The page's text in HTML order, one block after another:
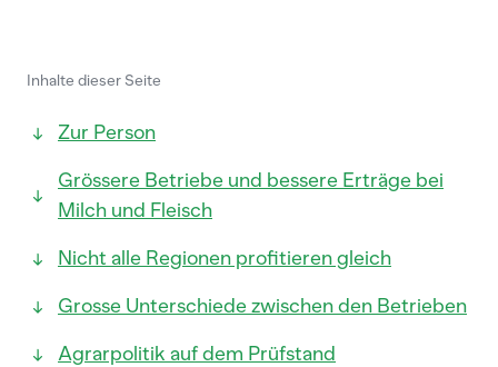
Inhalte dieser Seite
Zur Person
Grössere Betriebe und bessere Erträge bei
Milch und Fleisch
Nicht alle Regionen profitieren gleich
Grosse Unterschiede zwischen den Betrieben
Agrarpolitik auf dem Prüfstand